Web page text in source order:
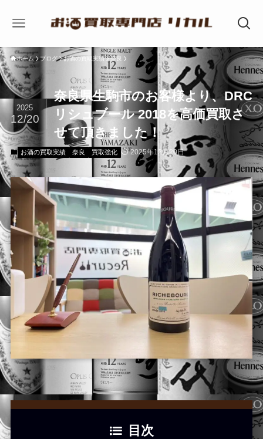
ホーム ブログ お酒の買取実績 奈良
奈良県生駒市のお客様より、DRC
リシュブール 2018を高価買取さ
せて頂きました！
2025
12/20
お酒の買取実績 奈良 買取強化 2025年12月20日
目次